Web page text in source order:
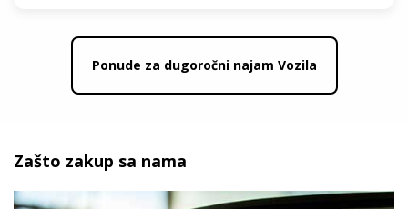
Ponude za dugoročni najam Vozila
Zašto zakup sa nama